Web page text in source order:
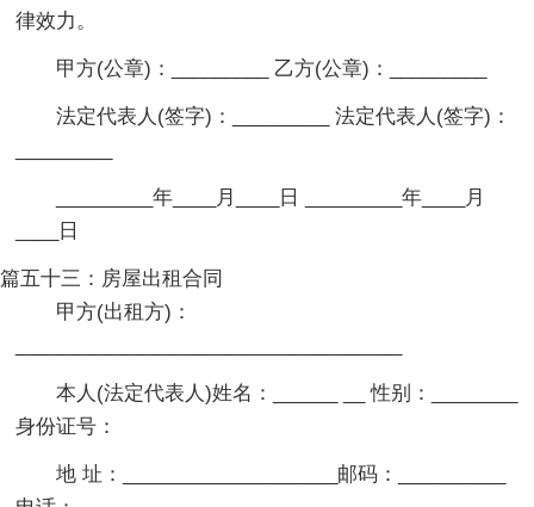
律效力。
甲方(公章)：_________ 乙方(公章)：_________
法定代表人(签字)：_________ 法定代表人(签字)：
_________年____月____日 _________年____月
____日
篇五十三：房屋出租合同
甲方(出租方)：
本人(法定代表人)姓名：______ __ 性别：________
身份证号：
地 址：____________________邮码：__________